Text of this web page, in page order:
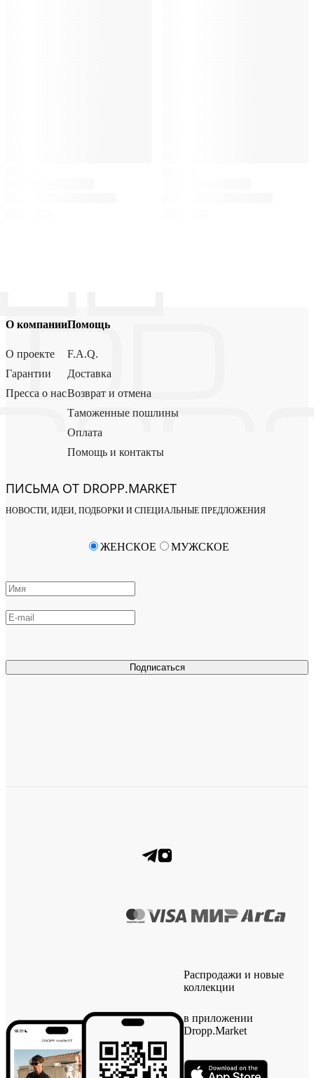
О компании
О проекте
Гарантии
Пресса о нас
Помощь
F.A.Q.
Доставка
Возврат и отмена
Таможенные пошлины
Оплата
Помощь и контакты
ПИСЬМА ОТ DROPP.MARKET
НОВОСТИ, ИДЕИ, ПОДБОРКИ И СПЕЦИАЛЬНЫЕ ПРЕДЛОЖЕНИЯ
Подписаться
ЖЕНСКОЕ МУЖСКОЕ
Распродажи и новые
коллекции
в приложении
Dropp.Market